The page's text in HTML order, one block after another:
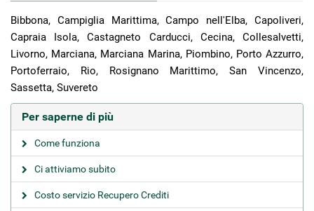
Bibbona, Campiglia Marittima, Campo nell'Elba, Capoliveri,
Capraia Isola, Castagneto Carducci, Cecina, Collesalvetti,
Livorno, Marciana, Marciana Marina, Piombino, Porto Azzurro,
Portoferraio, Rio, Rosignano Marittimo, San Vincenzo,
Sassetta, Suvereto
Per saperne di più
Come funziona
Ci attiviamo subito
Costo servizio Recupero Crediti